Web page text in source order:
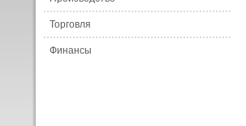
Торговля
Финансы